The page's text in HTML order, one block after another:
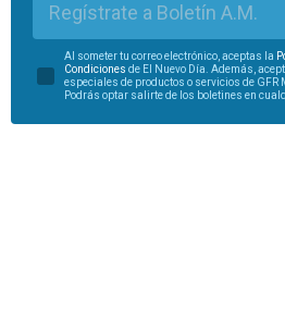
Regístrate a Boletín A.M.
Al someter tu correo electrónico, aceptas la
Condiciones de El Nuevo Día. Además,
especiales de productos o servicios de GFR
Podrás optar salirte de los boletines en